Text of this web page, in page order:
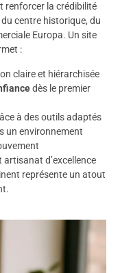
renforcer la crédibilité
centre historique, du
Europa. Un site
:
claire et hiérarchisée
dès le premier
à des outils adaptés
un environnement
d’excellence
représente un atout